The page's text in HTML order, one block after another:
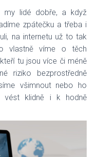
my lidé dobře, a když
zpátečku a třeba i
na internetu už to tak
vlastně víme o těch
tu jsou více či méně
riziko bezprostředně
všimnout nebo ho
vést klidně i k hodně